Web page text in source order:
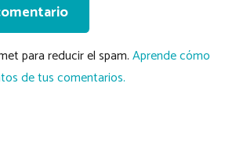
para reducir el spam.Aprende cómo
de tus comentarios.